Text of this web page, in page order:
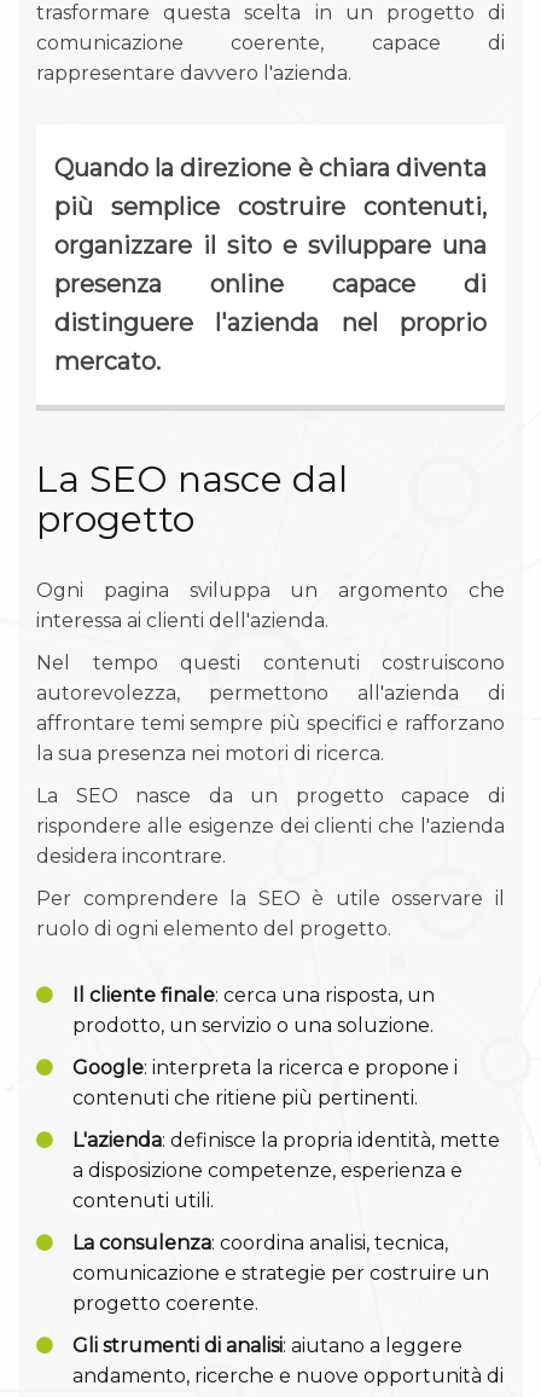
trasformare questa scelta in un progetto di
comunicazione coerente, capace di
rappresentare davvero l'azienda.
Quando la direzione è chiara diventa
più semplice costruire contenuti,
organizzare il sito e sviluppare una
presenza online capace di
distinguere l'azienda nel proprio
mercato.
La SEO nasce dal
progetto
Ogni pagina sviluppa un argomento che
interessa ai clienti dell'azienda.
Nel tempo questi contenuti costruiscono
autorevolezza, permettono all'azienda di
affrontare temi sempre più specifici e rafforzano
la sua presenza nei motori di ricerca.
La SEO nasce da un progetto capace di
rispondere alle esigenze dei clienti che l'azienda
desidera incontrare.
Per comprendere la SEO è utile osservare il
ruolo di ogni elemento del progetto.
Il cliente finale: cerca una risposta, un
prodotto, un servizio o una soluzione.
Google: interpreta la ricerca e propone i
contenuti che ritiene più pertinenti.
L'azienda: definisce la propria identità, mette
a disposizione competenze, esperienza e
contenuti utili.
La consulenza: coordina analisi, tecnica,
comunicazione e strategie per costruire un
progetto coerente.
Gli strumenti di analisi: aiutano a leggere
andamento, ricerche e nuove opportunità di